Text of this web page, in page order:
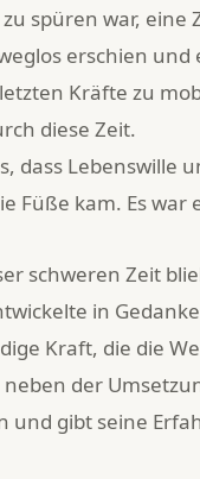
spüren war, eine
erschien
Kräfte zu
diese Zeit.
dass Lebenswille
Füße kam. Es war
schweren Zeit
in
Kraft, die die
der
und gibt seine